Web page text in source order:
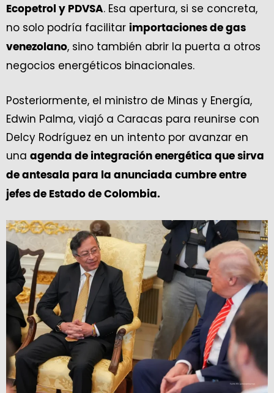
Ecopetrol y PDVSA. Esa apertura, si se concreta,
no solo podría facilitar importaciones de gas
venezolano, sino también abrir la puerta a otros
negocios energéticos binacionales.
Posteriormente, el ministro de Minas y Energía,
Edwin Palma, viajó a Caracas para reunirse con
Delcy Rodríguez en un intento por avanzar en
una agenda de integración energética que sirva
de antesala para la anunciada cumbre entre
jefes de Estado de Colombia.